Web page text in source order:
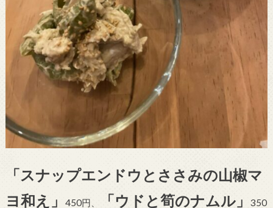
「スナップエンドウとささみの山椒マ
ヨ和え」
450円、 「ウドと筍のナムル」
350